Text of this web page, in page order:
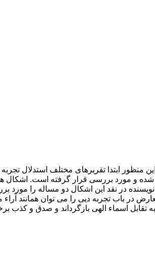
منظور ابتدا تقریرهای مختلف استدلال
شده و مورد بررسی قرار گرفته است.
در نقد این اشکال دو مساله را مورد
در باب تجربه دیی را می توان همانند
تقابل اسماء الهی بازگرداند و صدق و کذب